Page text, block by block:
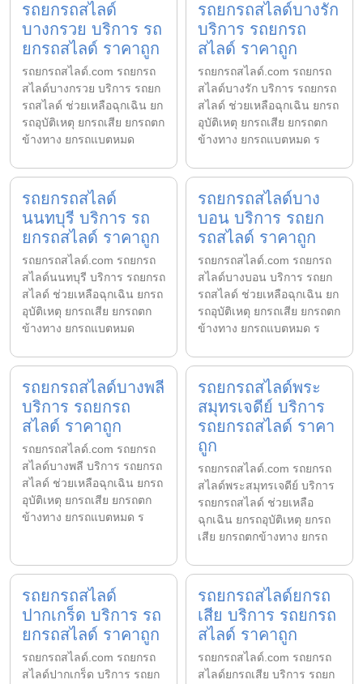
รถยกรถสไลด์
บางกรวย บริการ รถ
ยกรถสไลด์ ราคาถูก
รถยกรถสไลด์.com รถยกรถ
สไลด์บางกรวย บริการ รถยก
รถสไลด์ ช่วยเหลือฉุกเฉิน ยก
รถอุบัติเหตุ ยกรถเสีย ยกรถตก
ข้างทาง ยกรถแบตหมด
รถยกรถสไลด์บางรัก
บริการ รถยกรถ
สไลด์ ราคาถูก
รถยกรถสไลด์.com รถยกรถ
สไลด์บางรัก บริการ รถยกรถ
สไลด์ ช่วยเหลือฉุกเฉิน ยกรถ
อุบัติเหตุ ยกรถเสีย ยกรถตก
ข้างทาง ยกรถแบตหมด ร
รถยกรถสไลด์
นนทบุรี บริการ รถ
ยกรถสไลด์ ราคาถูก
รถยกรถสไลด์.com รถยกรถ
สไลด์นนทบุรี บริการ รถยกรถ
สไลด์ ช่วยเหลือฉุกเฉิน ยกรถ
อุบัติเหตุ ยกรถเสีย ยกรถตก
ข้างทาง ยกรถแบตหมด
รถยกรถสไลด์บาง
บอน บริการ รถยก
รถสไลด์ ราคาถูก
รถยกรถสไลด์.com รถยกรถ
สไลด์บางบอน บริการ รถยก
รถสไลด์ ช่วยเหลือฉุกเฉิน ยก
รถอุบัติเหตุ ยกรถเสีย ยกรถตก
ข้างทาง ยกรถแบตหมด ร
รถยกรถสไลด์บางพลี
บริการ รถยกรถ
สไลด์ ราคาถูก
รถยกรถสไลด์.com รถยกรถ
สไลด์บางพลี บริการ รถยกรถ
สไลด์ ช่วยเหลือฉุกเฉิน ยกรถ
อุบัติเหตุ ยกรถเสีย ยกรถตก
ข้างทาง ยกรถแบตหมด ร
รถยกรถสไลด์พระ
สมุทรเจดีย์ บริการ
รถยกรถสไลด์ ราคา
ถูก
รถยกรถสไลด์.com รถยกรถ
สไลด์พระสมุทรเจดีย์ บริการ
รถยกรถสไลด์ ช่วยเหลือ
ฉุกเฉิน ยกรถอุบัติเหตุ ยกรถ
เสีย ยกรถตกข้างทาง ยกรถ
รถยกรถสไลด์
ปากเกร็ด บริการ รถ
ยกรถสไลด์ ราคาถูก
รถยกรถสไลด์.com รถยกรถ
สไลด์ปากเกร็ด บริการ รถยก
รถยกรถสไลด์ยกรถ
เสีย บริการ รถยกรถ
สไลด์ ราคาถูก
รถยกรถสไลด์.com รถยกรถ
สไลด์ยกรถเสีย บริการ รถยก